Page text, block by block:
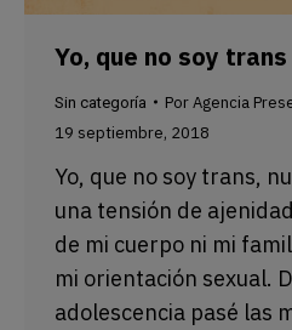
Yo, que no soy trans
Sin categoría PorAgencia
19 septiembre, 2018
Yo, que no soy trans,
una tensión de
de mi cuerpo ni mi
mi orientación sexual.
adolescencia pasé las